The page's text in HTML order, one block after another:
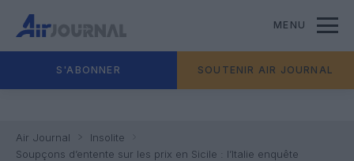
MENU
S'ABONNER SOUTENIR AIR JOURNAL
Air Journal
Insolite
Soupçons d’entente sur les prix en Sicile : l’Italie enquête